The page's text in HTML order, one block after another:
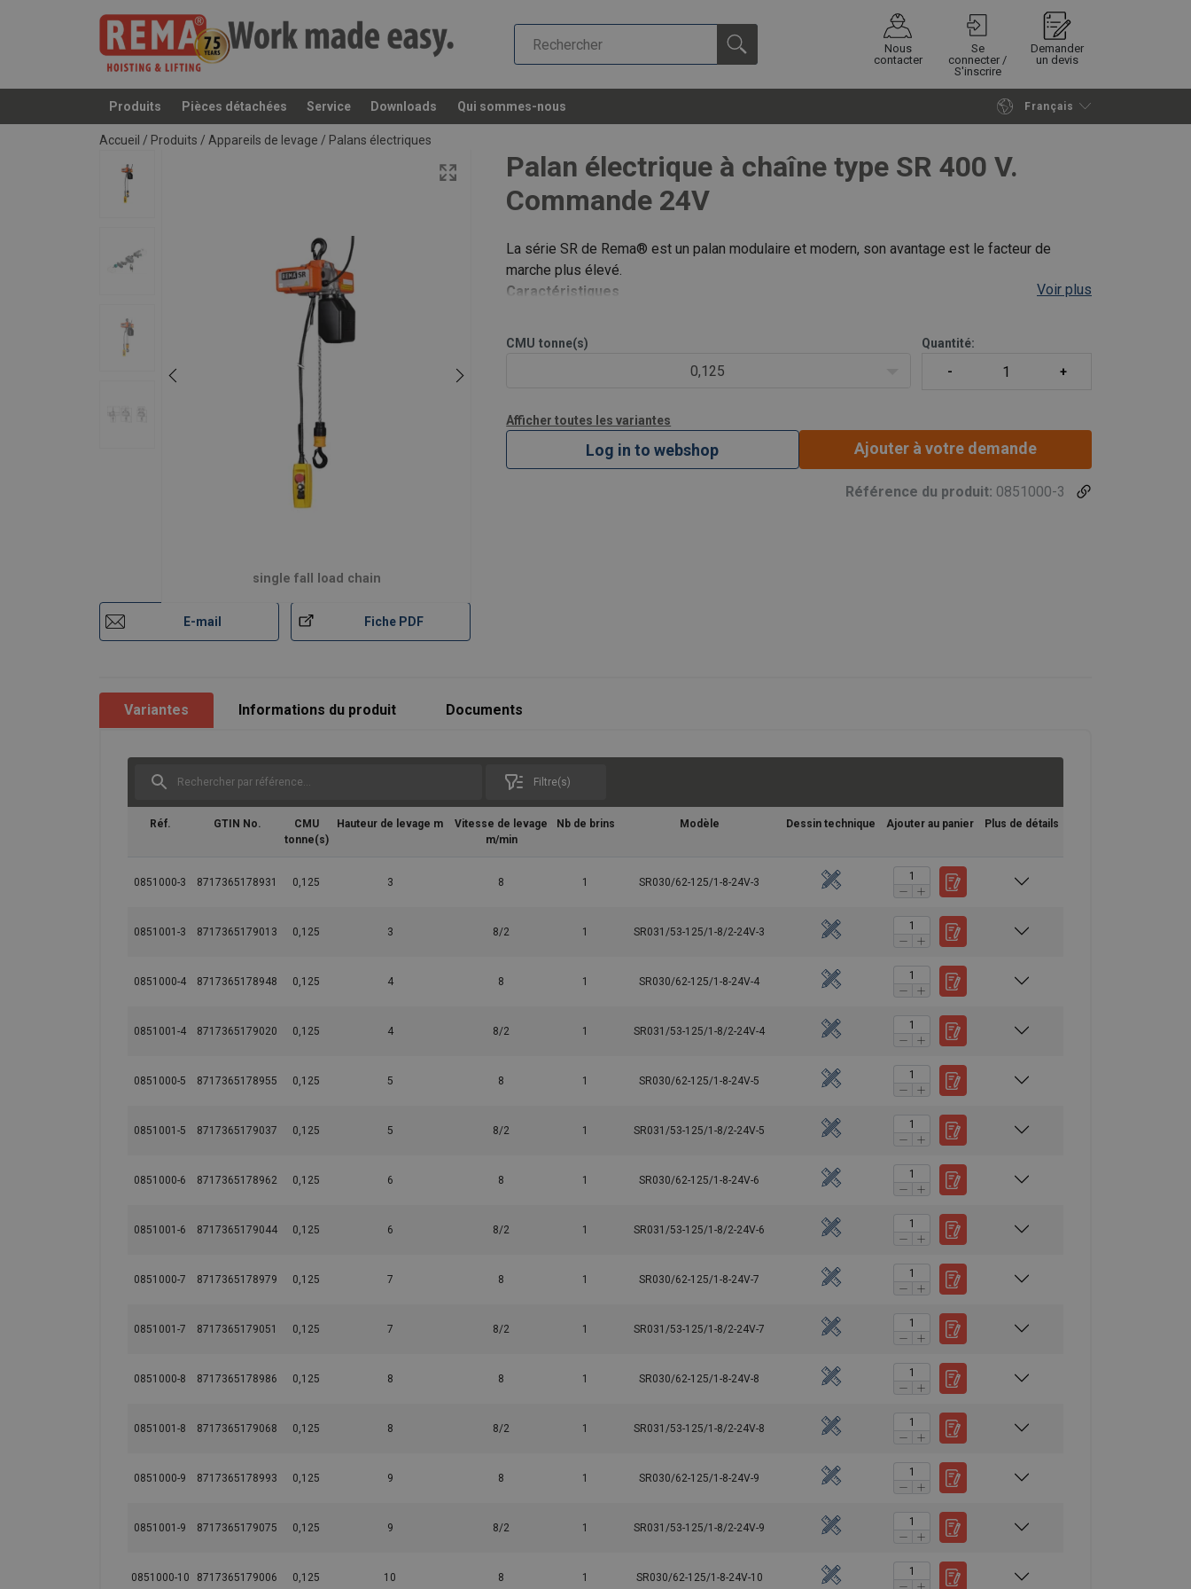
Nous
contacter
Se
connecter /
S'inscrire
Demander
un devis
Produits Pièces détachées Service Downloads Qui sommes-nous Français
Ajouté au panier Poursuivre Envoyer demande
Accueil / Produits / Appareils de levage / Palans électriques
Palan électrique à chaîne type SR 400 V.
Commande 24V
single fall load chain
E-mail Fiche PDF
La série SR de Rema® est un palan modulaire et modern, son avantage est le facteur de
marche plus élevé.
Caractéristiques
Hauteur perdue réduite.
Facteur de marche important grâce au moteur de levage refroidi à
Voir plus
CMU tonne(s)
0,125
Quantité:
Afficher toutes les variantes
Log in to webshop Ajouter à votre demande
Référence du produit: 0851000-3
Variantes Informations du produit Documents
Filtre(s)
Réf. GTIN No.
CMU
tonne(s)
Hauteur de levage m
Vitesse de levage
m/min
Nb de brins Modèle Dessin technique Ajouter au panier Plus de détails
0851000-3 8717365178931 0,125 3 8 1 SR030/62-125/1-8-24V-3
0851001-3 8717365179013 0,125 3 8/2 1 SR031/53-125/1-8/2-24V-3
0851000-4 8717365178948 0,125 4 8 1 SR030/62-125/1-8-24V-4
0851001-4 8717365179020 0,125 4 8/2 1 SR031/53-125/1-8/2-24V-4
0851000-5 8717365178955 0,125 5 8 1 SR030/62-125/1-8-24V-5
0851001-5 8717365179037 0,125 5 8/2 1 SR031/53-125/1-8/2-24V-5
0851000-6 8717365178962 0,125 6 8 1 SR030/62-125/1-8-24V-6
0851001-6 8717365179044 0,125 6 8/2 1 SR031/53-125/1-8/2-24V-6
0851000-7 8717365178979 0,125 7 8 1 SR030/62-125/1-8-24V-7
0851001-7 8717365179051 0,125 7 8/2 1 SR031/53-125/1-8/2-24V-7
0851000-8 8717365178986 0,125 8 8 1 SR030/62-125/1-8-24V-8
0851001-8 8717365179068 0,125 8 8/2 1 SR031/53-125/1-8/2-24V-8
0851000-9 8717365178993 0,125 9 8 1 SR030/62-125/1-8-24V-9
0851001-9 8717365179075 0,125 9 8/2 1 SR031/53-125/1-8/2-24V-9
0851000-10 8717365179006 0,125 10 8 1 SR030/62-125/1-8-24V-10